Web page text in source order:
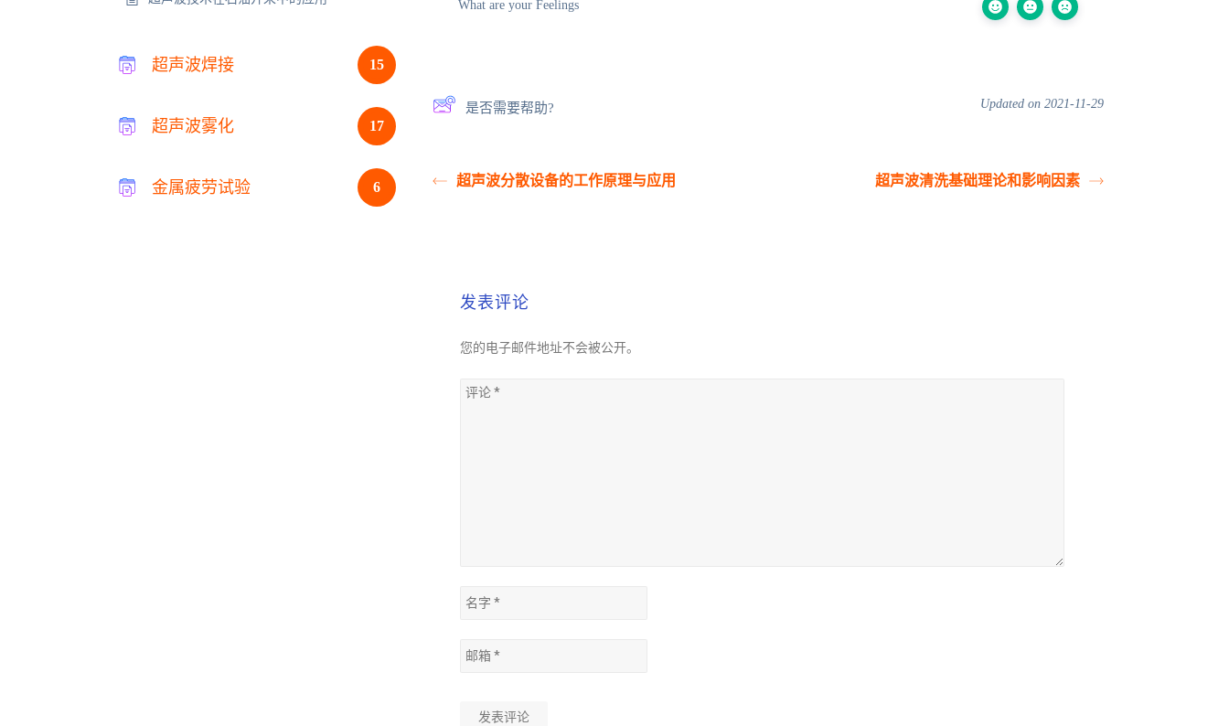
超声波焊接 15
超声波雾化 17
金属疲劳试验 6
What are your Feelings
是否需要帮助? Updated on 2021-11-29
超声波分散设备的工作原理与应用 超声波清洗基础理论和影响因素
发表评论
您的电子邮件地址不会被公开。